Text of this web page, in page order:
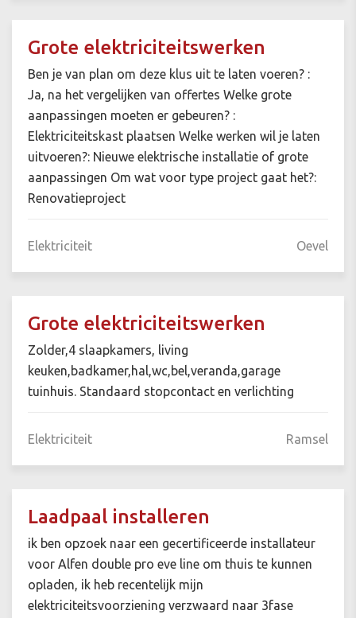
Grote elektriciteitswerken
Ben je van plan om deze klus uit te laten voeren? :
Ja, na het vergelijken van offertes Welke grote
aanpassingen moeten er gebeuren? :
Elektriciteitskast plaatsen Welke werken wil je laten
uitvoeren?: Nieuwe elektrische installatie of grote
aanpassingen Om wat voor type project gaat het?:
Renovatieproject
Elektriciteit Oevel
Grote elektriciteitswerken
Zolder,4 slaapkamers, living
keuken,badkamer,hal,wc,bel,veranda,garage
tuinhuis. Standaard stopcontact en verlichting
Elektriciteit Ramsel
Laadpaal installeren
ik ben opzoek naar een gecertificeerde installateur
voor Alfen double pro eve line om thuis te kunnen
opladen, ik heb recentelijk mijn
elektriciteitsvoorziening verzwaard naar 3fase